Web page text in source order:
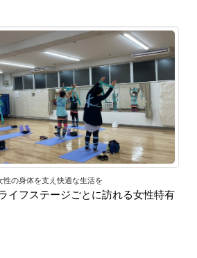
の身体を支え快適な生活を
フステージごとに訪れる女性特有